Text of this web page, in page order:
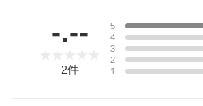
-.--
2件
5
4
3
2
1